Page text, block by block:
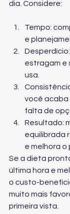
dia. Considere:
Tempo:
e
estragam e
usa.
você acaba
falta de
Resultado:
equilibrada
e melhora o
Se a dieta
última hora e
o custo-
muito mais
primeira vista.